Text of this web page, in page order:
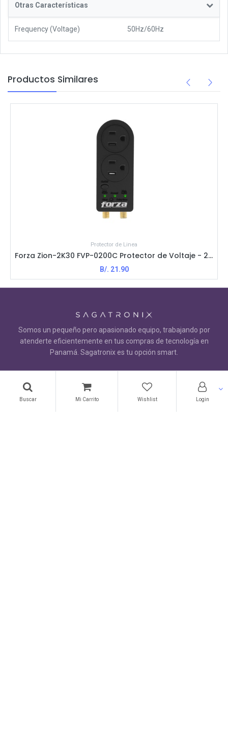
Buscar Mi Carrito Wishlist Login
Otras Características
Frequency (Voltage) 50Hz/60Hz
Productos Similares
Protector de Linea
Forza Zion-2K30 FVP-0200C Protector de Voltaje - 2 salidas / 1400J / 120V / NEMA / Negro
B/. 21.90
Somos un pequeño pero apasionado equipo, trabajando por
atenderte eficientemente en tus compras de tecnología en
Panamá. Sagatronix es tu opción smart.
Ventas & Atención al Cliente
+(507) 310-SAGA (7242)